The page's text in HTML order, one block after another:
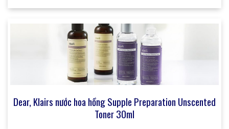
Dear, Klairs nước hoa hồng Supple Preparation Unscented
Toner 30ml